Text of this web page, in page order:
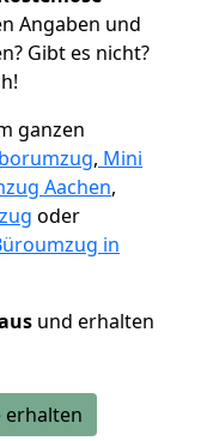
Angaben und
Gibt es nicht?
ganzen
, Mini
Aachen,
oder
in
und erhalten
erhalten